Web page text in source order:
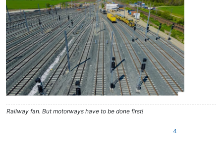
Railway fan. But motorways have to be done first!
4